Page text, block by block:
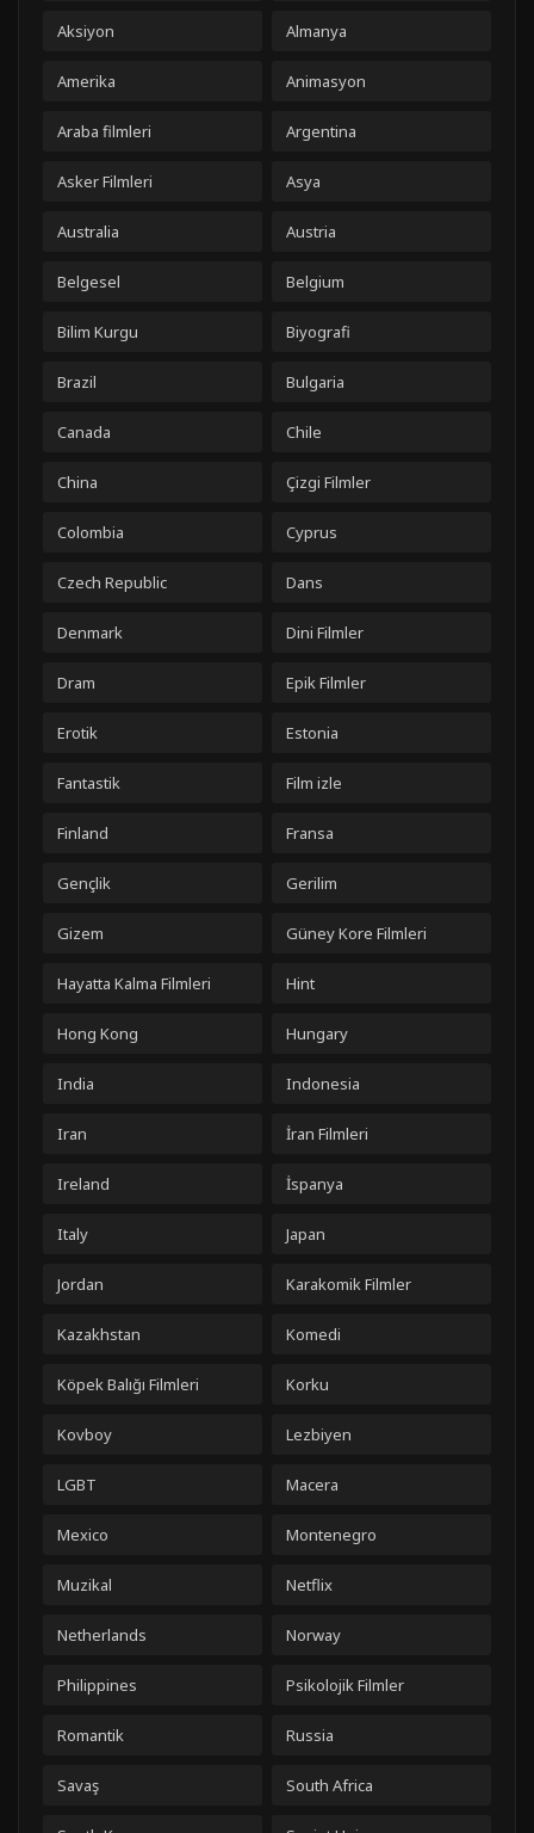
Aksiyon Almanya
Amerika Animasyon
Araba filmleri Argentina
Asker Filmleri Asya
Australia Austria
Belgesel Belgium
Bilim Kurgu Biyografi
Brazil Bulgaria
Canada Chile
China Çizgi Filmler
Colombia Cyprus
Czech Republic Dans
Denmark Dini Filmler
Dram Epik Filmler
Erotik Estonia
Fantastik Film izle
Finland Fransa
Gençlik Gerilim
Gizem Güney Kore Filmleri
Hayatta Kalma Filmleri Hint
Hong Kong Hungary
India Indonesia
Iran İran Filmleri
Ireland İspanya
Italy Japan
Jordan Karakomik Filmler
Kazakhstan Komedi
Köpek Balığı Filmleri Korku
Kovboy Lezbiyen
LGBT Macera
Mexico Montenegro
Muzikal Netflix
Netherlands Norway
Philippines Psikolojik Filmler
Romantik Russia
Savaş South Africa